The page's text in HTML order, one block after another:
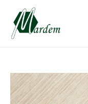
contenido